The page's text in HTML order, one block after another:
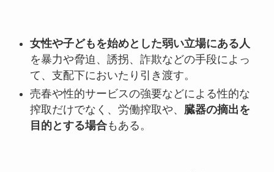
女性や子どもを始めとした弱い立場にある人
を暴力や脅迫、誘拐、詐欺などの手段によっ
て、支配下においたり引き渡す。
売春や性的サービスの強要などによる性的な
搾取だけでなく、労働搾取や、 臓器の摘出を
目的とする場合もある。